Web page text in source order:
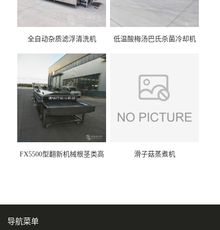
全自动杂质滤浮清洗机 低温酸梅汤巴氏杀菌冷却机
FX5500型翻新机械根茎类高
滑子菇蒸煮机
导航菜单